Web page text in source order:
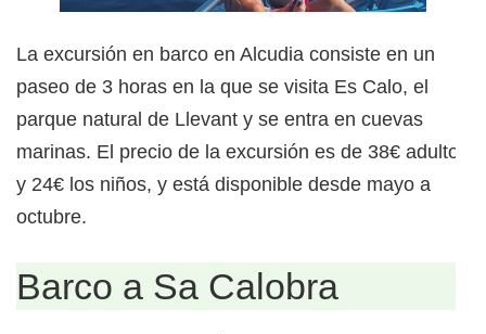
La excursión en barco en Alcudia consiste en un
paseo de 3 horas en la que se visita Es Calo, el
parque natural de Llevant y se entra en cuevas
marinas. El precio de la excursión es de 38€ adultos
y 24€ los niños, y está disponible desde mayo a
octubre.
Barco a Sa Calobra